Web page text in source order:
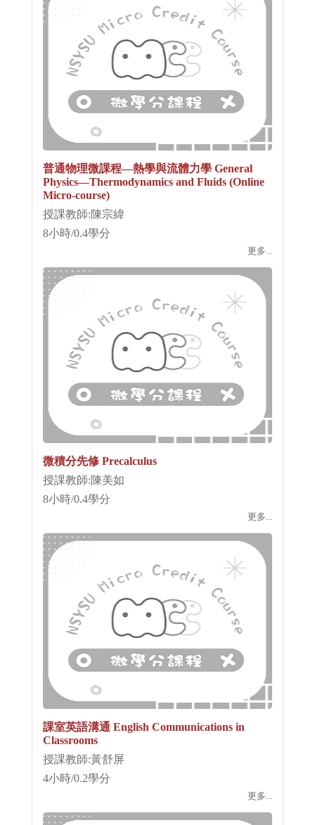
普通物理微課程—熱學與流體力學 General
Physics—Thermodynamics and Fluids (Online
Micro-course)
授課教師:陳宗緯
8小時/0.4學分
更多...
微積分先修 Precalculus
授課教師:陳美如
8小時/0.4學分
更多...
課室英語溝通 English Communications in
Classrooms
授課教師:黃舒屏
4小時/0.2學分
更多...